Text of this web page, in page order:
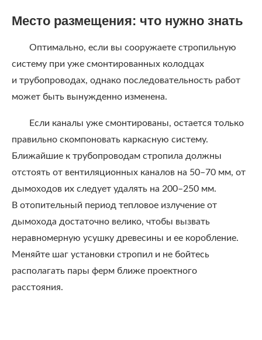
Место размещения: что нужно знать
Оптимально, если вы сооружаете стропильную
систему при уже смонтированных колодцах
и трубопроводах, однако последовательность работ
может быть вынужденно изменена.
Если каналы уже смонтированы, остается только
правильно скомпоновать каркасную систему.
Ближайшие к трубопроводам стропила должны
отстоять от вентиляционных каналов на 50–70 мм, от
дымоходов их следует удалять на 200–250 мм.
В отопительный период тепловое излучение от
дымохода достаточно велико, чтобы вызвать
неравномерную усушку древесины и ее коробление.
Меняйте шаг установки стропил и не бойтесь
располагать пары ферм ближе проектного
расстояния.